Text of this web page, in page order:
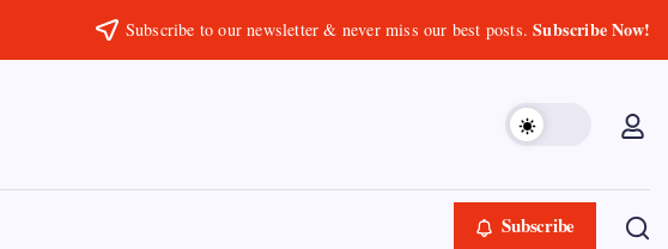
Subscribe to our newsletter & never miss our best posts.Subscribe Now!
Subscribe